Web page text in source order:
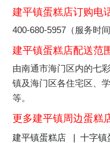
建平镇蛋糕店订购电
400-680-5957（服务时
建平镇蛋糕店配送范
由南通市海门区内的七
镇及海门区各住宅区、
等。
更多建平镇周边蛋糕
建平镇蛋糕店 |十字